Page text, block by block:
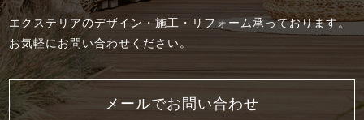
エクステリアのデザイン・施工・リフォーム承っております。
お気軽にお問い合わせください。
メールでお問い合わせ